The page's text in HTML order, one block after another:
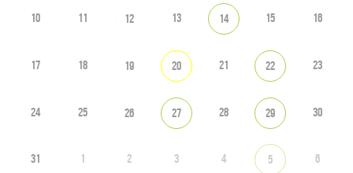
10 11 12 13 14 15 16
17 18 19 20 21 22 23
24 25 26 27 28 29 30
31 1 2 3 4 5 6